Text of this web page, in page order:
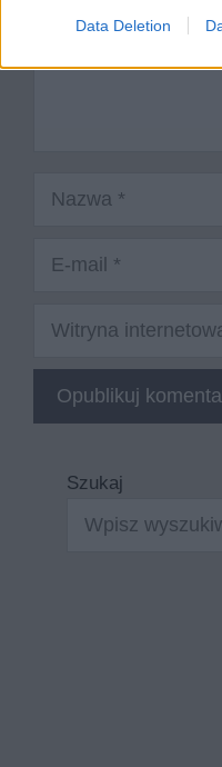
Data Deletion
Witryna
internetowa
Szukaj